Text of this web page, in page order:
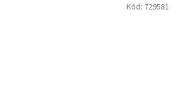
Kód: 729581